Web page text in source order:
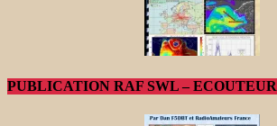
PUBLICATION RAF SWL – ECOUTEUR